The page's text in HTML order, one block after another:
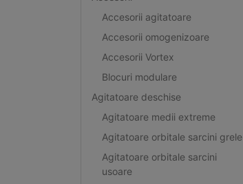
Accesorii agitatoare
Accesorii omogenizoare
Accesorii Vortex
Blocuri modulare
Agitatoare deschise
Agitatoare medii extreme
Agitatoare orbitale sarcini grele
Agitatoare orbitale sarcini
usoare